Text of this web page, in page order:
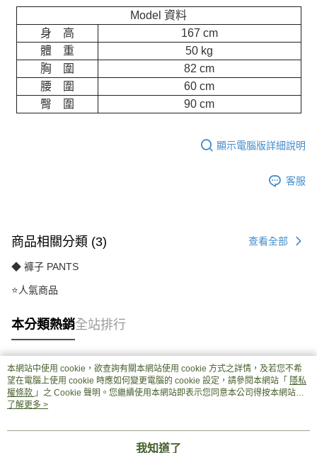
Model 資料
身 高
167 cm
體 重
50 kg
胸 圍
82 cm
腰 圍
60 cm
臀 圍
90 cm
顯示電腦版詳細說明
客服
商品相關分類 (3) 查看全部
◆ 褲子 PANTS
⭐人氣商品
本分類熱銷全站排行
熱門標籤
本網站中使用 cookie，欲查詢有關本網站使用 cookie 方式之詳情，及若您不希
望在電腦上使用 cookie 時應如何變更電腦的 cookie 設定，請參閱本網站「 隱私
權條款 」之 Cookie 聲明。您繼續使用本網站即表示您同意本公司得按本網站使
用條款之 Cookie 聲明使用 cookie。
了解更多 >
我知道了